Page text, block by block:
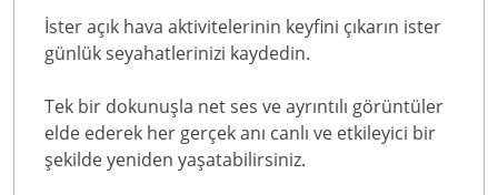
İster açık hava aktivitelerinin keyfini çıkarın ister
günlük seyahatlerinizi kaydedin.
Tek bir dokunuşla net ses ve ayrıntılı görüntüler
elde ederek her gerçek anı canlı ve etkileyici bir
şekilde yeniden yaşatabilirsiniz.